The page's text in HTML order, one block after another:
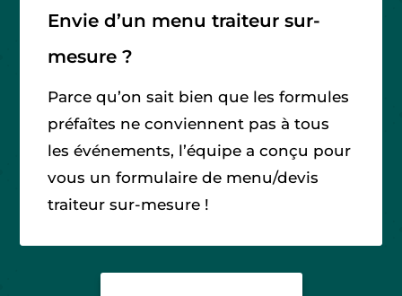
Envie d’un menu traiteur sur-
mesure ?
Parce qu’on sait bien que les formules
préfaîtes ne conviennent pas à tous
les événements, l’équipe a conçu pour
vous un formulaire de menu/devis
traiteur sur-mesure !